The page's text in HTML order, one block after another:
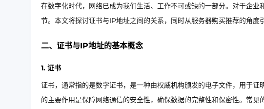
在数字化时代，网络已成为我们生活、工作不可或缺的一部分。对于企
节。本文将探讨证书与IP地址之间的关系，同时从服务器购买推荐的角度
二、证书与IP地址的基本概念
1. 证书
证书，通常指的是数字证书，是一种由权威机构颁发的电子文件，用于
的主要作用是保障网络通信的安全性，确保数据的完整性和保密性。常见